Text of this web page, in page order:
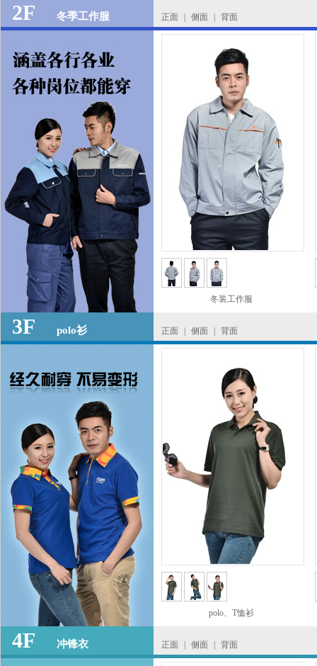
2F 冬季工作服 正面 侧面 背面
冬装工作服
3F polo衫 正面 侧面 背面
polo、T恤衫
4F 冲锋衣 正面 侧面 背面